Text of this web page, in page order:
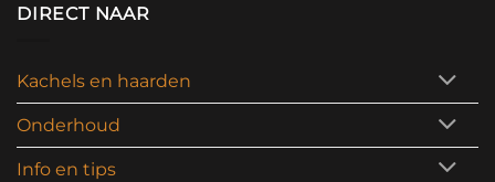
DIRECT NAAR
Kachels en haarden
Onderhoud
Info en tips